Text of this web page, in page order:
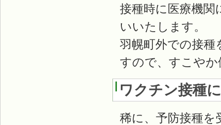
接種時に医療機関
いいたします。
羽幌町外での接
すので、すこや
ワクチン接種
稀に、予防接種を